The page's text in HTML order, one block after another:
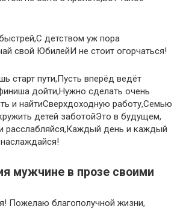
детством уж пора
свой ЮбилейИ не стоит огорчаться!
старт пути,Пусть вперёд ведёт
дойти,Нужно сделать очень
и найтиСверхдоходную работу,Семью
детей заботойЭто в будущем,
расслабляйся,Каждый день и каждый
мужчине в прозе своими
Пожелаю благополучной жизни,